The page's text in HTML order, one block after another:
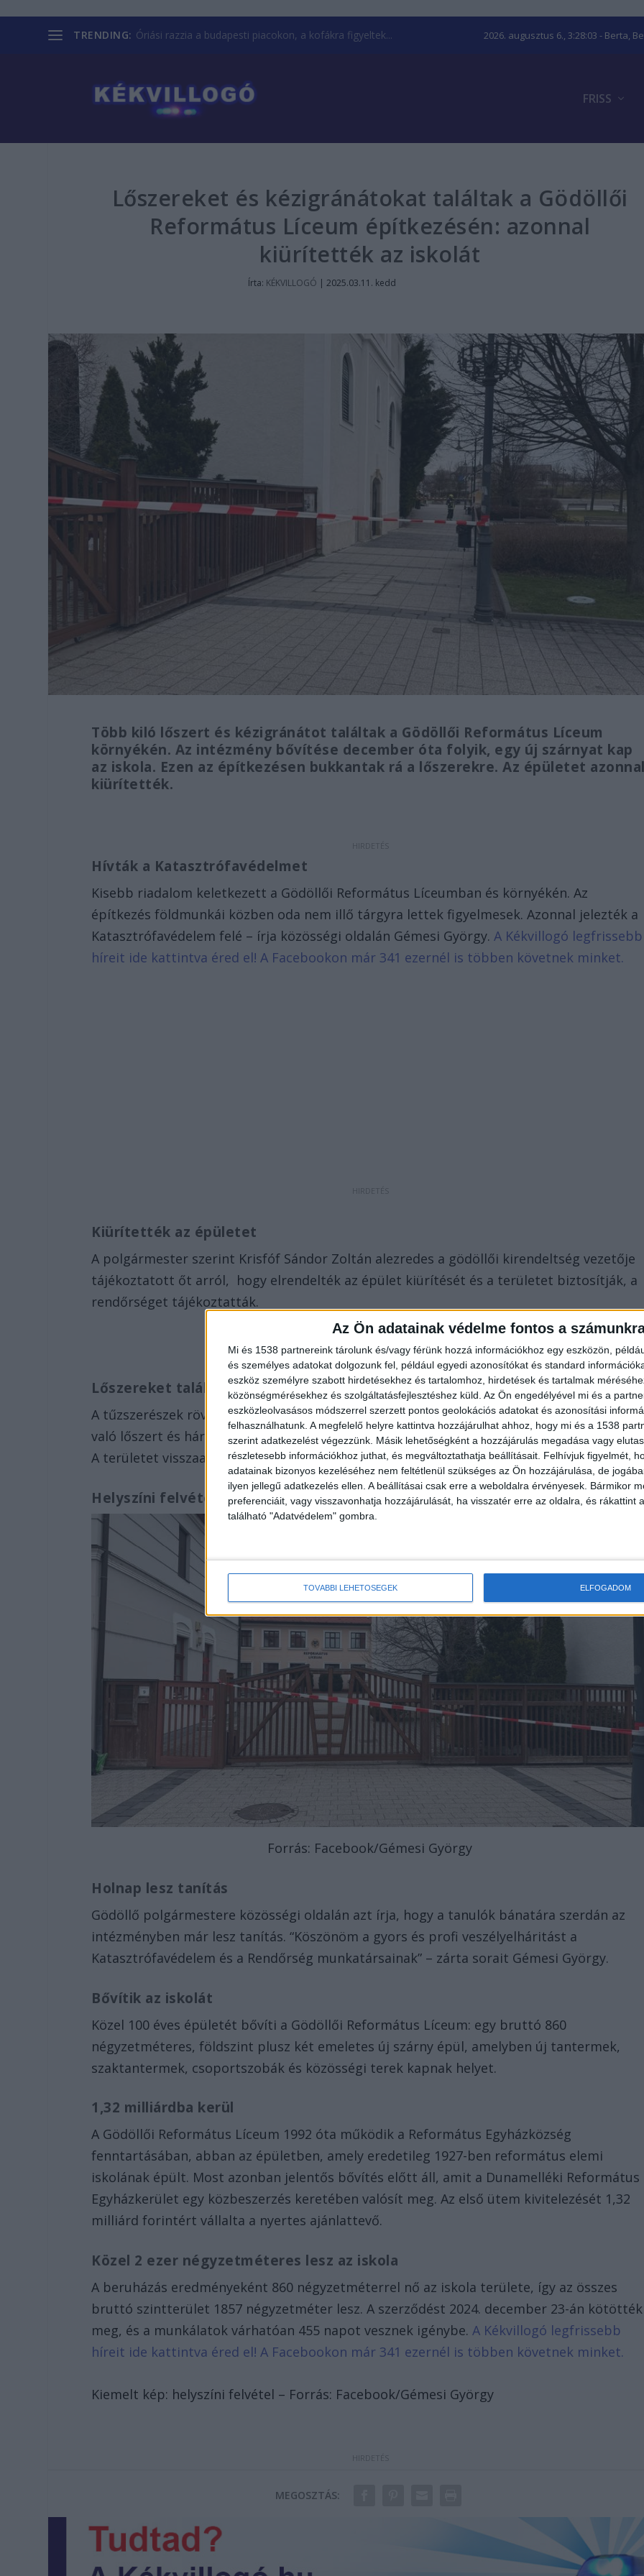
Az Ön adatainak védelme fontos a
Mi és 1538 partnereink tárolunk és/vagy férünk hozzá információkhoz egy eszközön,
és személyes adatokat dolgozunk fel, például egyedi azonosítókat és standard
eszköz személyre szabott hirdetésekhez és tartalomhoz, hirdetések és tartalmak
közönségmérésekhez és szolgáltatásfejlesztéshez küld. Az Ön engedélyével mi és a
eszközleolvasásos módszerrel szerzett pontos geolokációs adatokat és azonosítási
felhasználhatunk. A megfelelő helyre kattintva hozzájárulhat ahhoz, hogy mi és a 1538
szerint adatkezelést végezzünk. Másik lehetőségként a hozzájárulás megadása vagy
részletesebb információkhoz juthat, és megváltoztathatja beállításait. Felhívjuk figyelmét,
adatainak bizonyos kezeléséhez nem feltétlenül szükséges az Ön hozzájárulása, de
ilyen jellegű adatkezelés ellen. A beállításai csak erre a weboldalra érvényesek. Bármikor
preferenciáit, vagy visszavonhatja hozzájárulását, ha visszatér erre az oldalra, és rákattint
található "Adatvédelem" gombra.
TOVÁBBI LEHETŐSÉGEK ELFOGADOM
TRENDING: Óriási razzia a budapesti piacokon, a kofákra figyeltek... 2026. augusztus 6., 3:28:04 - Berta,
FRISS
Lőszereket és kézigránátokat találtak a Gödöllői
Református Líceum építkezésén: azonnal
kiürítették az iskolát
Írta: KÉKVILLOGÓ |2025.03.11. kedd
Több kiló lőszert és kézigránátot találtak a Gödöllői Református Líceum
környékén. Az intézmény bővítése december óta folyik, egy új szárnyat kap
az iskola. Ezen az építkezésen bukkantak rá a lőszerekre. Az épületet azonnal
kiürítették.
Hívták a Katasztrófavédelmet
Kisebb riadalom keletkezett a Gödöllői Református Líceumban és környékén. Az
építkezés földmunkái közben oda nem illő tárgyra lettek figyelmesek. Azonnal jelezték a
Katasztrófavédelem felé – írja közösségi oldalán Gémesi György.A Kékvillogó legfrissebb
híreit ide kattintva éred el! A Facebookon már 341 ezernél is többen követnek minket.
Kiürítették az épületet
A polgármester szerint Krisfóf Sándor Zoltán alezredes a gödöllői kirendeltség vezetője
tájékoztatott őt arról, hogy elrendelték az épület kiürítését és a területet biztosítják, a
rendőrséget tájékoztatták.
Lőszereket találtak
A tűzszerészek rövid időn belül megérkeztek a helyszínre. 20 kilogramm, géppuskába
való lőszert és három kézigránátot találtak. A talált harci eszközöket felszedték, elvitték.
A területet visszaadták a kivitelező munkatársainak.
Helyszíni felvétel
Forrás: Facebook/Gémesi György
Holnap lesz tanítás
Gödöllő polgármestere közösségi oldalán azt írja, hogy a tanulók bánatára szerdán az
intézményben már lesz tanítás. “Köszönöm a gyors és profi veszélyelháritást a
Katasztrófavédelem és a Rendőrség munkatársainak” – zárta sorait Gémesi György.
Bővítik az iskolát
Közel 100 éves épületét bővíti a Gödöllői Református Líceum: egy bruttó 860
négyzetméteres, földszint plusz két emeletes új szárny épül, amelyben új tantermek,
szaktantermek, csoportszobák és közösségi terek kapnak helyet.
1,32 milliárdba kerül
A Gödöllői Református Líceum 1992 óta működik a Református Egyházközség
fenntartásában, abban az épületben, amely eredetileg 1927-ben református elemi
iskolának épült. Most azonban jelentős bővítés előtt áll, amit a Dunamelléki Református
Egyházkerület egy közbeszerzés keretében valósít meg. Az első ütem kivitelezését 1,32
milliárd forintért vállalta a nyertes ajánlattevő.
Közel 2 ezer négyzetméteres lesz az iskola
A beruházás eredményeként 860 négyzetméterrel nő az iskola területe, így az összes
bruttó szintterület 1857 négyzetméter lesz. A szerződést 2024. december 23-án kötötték
meg, és a munkálatok várhatóan 455 napot vesznek igénybe.A Kékvillogó legfrissebb
híreit ide kattintva éred el! A Facebookon már 341 ezernél is többen követnek minket.
Kiemelt kép: helyszíni felvétel – Forrás: Facebook/Gémesi György
MEGOSZTÁS: